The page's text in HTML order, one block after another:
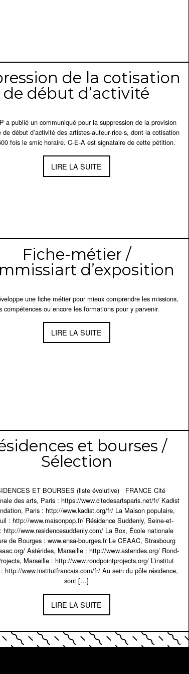
de la cotisation
de début d’activité
a publié un communiqué pour la suppression de la provision
début d’activité des artistes-auteur·rice·s, dont la cotisation
fois le smic horaire. C-E-A est signataire de cette pétition.
LIRE LA SUITE
Fiche-métier /
d’exposition
une fiche métier pour mieux comprendre les missions,
compétences ou encore les formations pour y parvenir.
LIRE LA SUITE
et bourses /
Sélection
ET BOURSES (liste évolutive) FRANCE Cité
des arts, Paris : https://www.citedesartsparis.net/fr/ Kadist
Paris : http://www.kadist.org/fr/ La Maison populaire,
: http://www.maisonpop.fr/ Résidence Suddenly, Seine-et-
http://www.residencesuddenly.com/ La Box, École nationale
de Bourges : www.ensa-bourges.fr Le CEAAC, Strasbourg
Astérides, Marseille : http://www.asterides.org/ Rond-
Marseille : http://www.rondpointprojects.org/ L’institut
http://www.institutfrancais.com/fr/ Au sein du pôle résidence,
sont […]
LIRE LA SUITE